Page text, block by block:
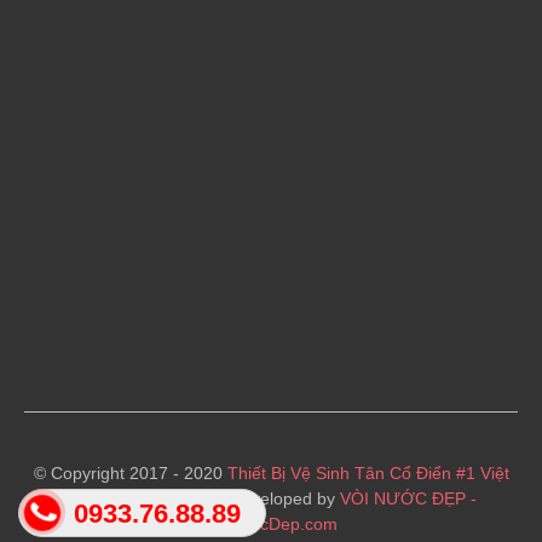
0933.76.88.89
© Copyright 2017 - 2020 Thiết Bị Vệ Sinh Tân Cổ Điển #1 Việt
· Designed and Developed by VÒI NƯỚC ĐẸP -
VoiNuocDep.com